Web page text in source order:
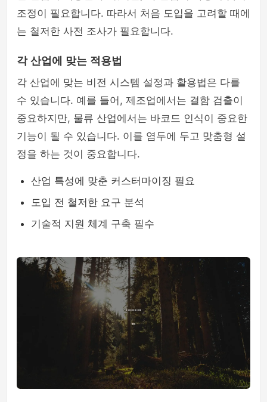
조정이 필요합니다. 따라서 처음 도입을 고려할 때에
는 철저한 사전 조사가 필요합니다.
각 산업에 맞는 적용법
각 산업에 맞는 비전 시스템 설정과 활용법은 다를
수 있습니다. 예를 들어, 제조업에서는 결함 검출이
중요하지만, 물류 산업에서는 바코드 인식이 중요한
기능이 될 수 있습니다. 이를 염두에 두고 맞춤형 설
정을 하는 것이 중요합니다.
산업 특성에 맞춘 커스터마이징 필요
도입 전 철저한 요구 분석
기술적 지원 체계 구축 필수